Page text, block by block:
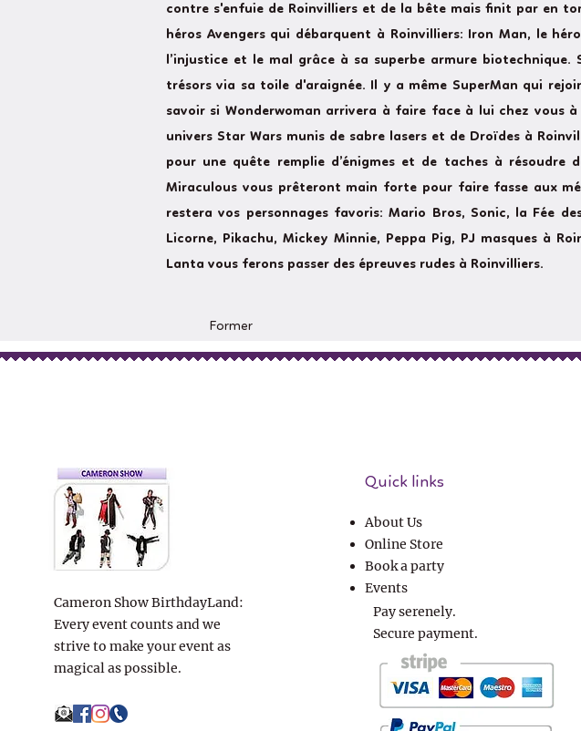
contre s'enfuie de Roinvilliers et de la bête mais finit par en
héros Avengers qui débarquent à Roinvilliers: Iron Man, le
l’injustice et le mal grâce à sa superbe armure biotechnique.
trésors via sa toile d'araignée. Il y a même SuperMan qui
savoir si Wonderwoman arrivera à faire face à lui chez vous
univers Star Wars munis de sabre lasers et de Droïdes à
pour une quête remplie d’énigmes et de taches à
Miraculous vous prêteront main forte pour faire fasse aux
restera vos personnages favoris: Mario Bros, Sonic, la Fée
Licorne, Pikachu, Mickey Minnie, Peppa Pig, PJ masques à
Lanta vous ferons passer des épreuves rudes à Roinvilliers.
Former
Cameron Show BirthdayLand:
Every event counts and we
strive to make your event as
magical as possible.
Quick links
About Us
Online Store
Book a party
Events
Pay serenely.
Secure payment.